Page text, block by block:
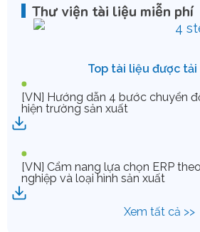
Thư viện tài liệu miễn phí
Top tài liệu được tải
[VN] Hướng dẫn 4 bước chuyển
hiện trường sản xuất
[VN] Cẩm nang lựa chọn ERP
nghiệp và loại hình sản xuất
Xem tất cả >>